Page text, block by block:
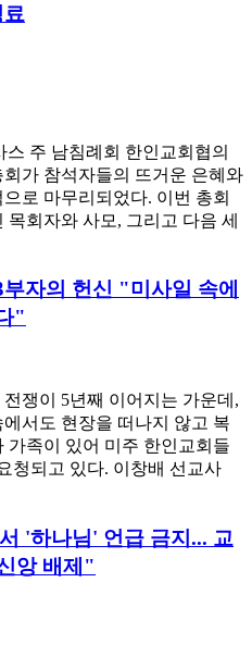
주 남침례회 한인교회협의
가 참석자들의 뜨거운 은혜와
로 마무리되었다. 이번 총회
회자와 사모, 그리고 다음 세
자의 헌신 "미사일 속에
"
쟁이 5년째 이어지는 가운데,
서도 현장을 떠나지 않고 복
가족이 있어 미주 한인교회들
청되고 있다. 이창배 선교사
'하나님' 언급 금지... 교
앙 배제"